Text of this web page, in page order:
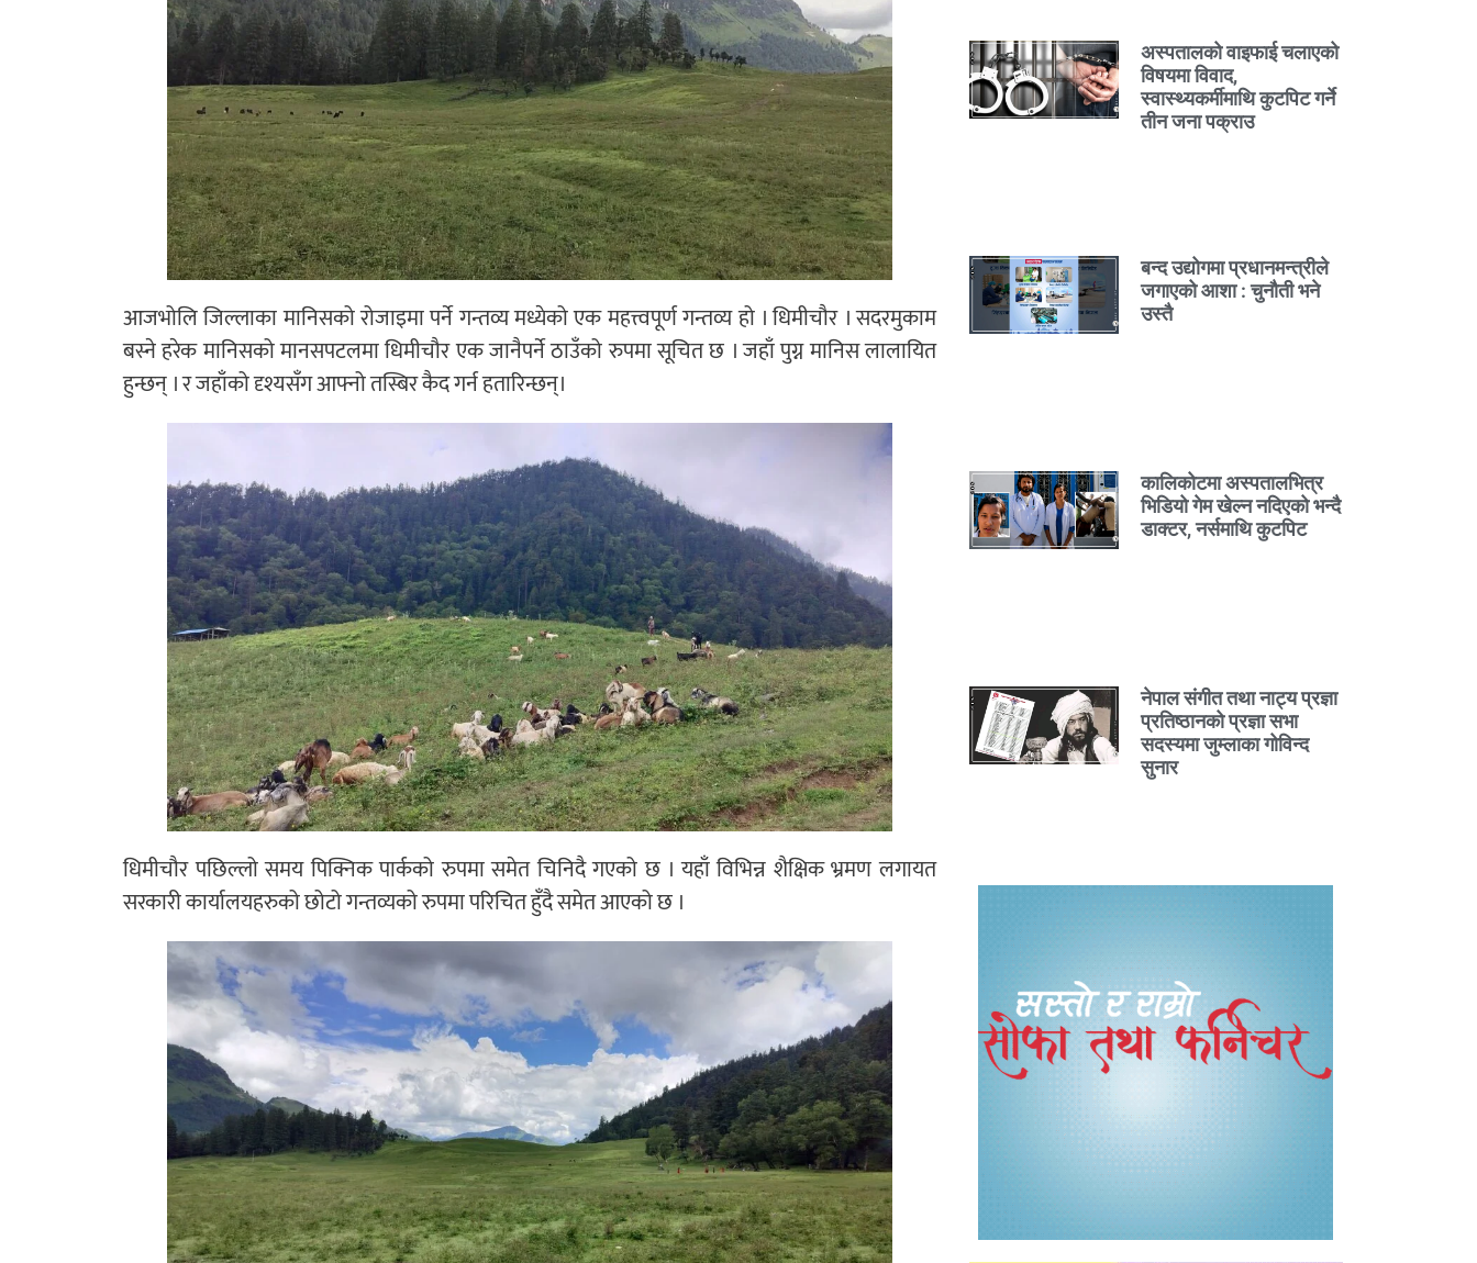
आजभोलि जिल्लाका मानिसको रोजाइमा पर्ने गन्तव्य मध्येको एक महत्त्वपूर्ण गन्तव्य हो । धिमीचौर । सदरमुकाम
बस्ने हरेक मानिसको मानसपटलमा धिमीचौर एक जानैपर्ने ठाउँको रुपमा सूचित छ । जहाँ पुग्न मानिस लालायित
हुन्छन् । र जहाँको दृश्यसँग आफ्नो तस्बिर कैद गर्न हतारिन्छन्।
धिमीचौर पछिल्लो समय पिक्निक पार्कको रुपमा समेत चिनिदै गएको छ । यहाँ विभिन्न शैक्षिक भ्रमण लगायत
सरकारी कार्यालयहरुको छोटो गन्तव्यको रुपमा परिचित हुँदै समेत आएको छ ।
अस्पतालको वाइफाई चलाएको
विषयमा विवाद,
स्वास्थ्यकर्मीमाथि कुटपिट गर्ने
तीन जना पक्राउ
बन्द उद्योगमा प्रधानमन्त्रीले
जगाएको आशा : चुनौती भने
उस्तै
कालिकोटमा अस्पतालभित्र
भिडियो गेम खेल्न नदिएको भन्दै
डाक्टर, नर्समाथि कुटपिट
नेपाल संगीत तथा नाट्य प्रज्ञा
प्रतिष्ठानको प्रज्ञा सभा
सदस्यमा जुम्लाका गोविन्द
सुनार